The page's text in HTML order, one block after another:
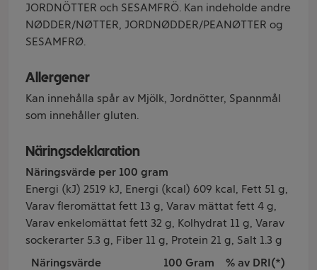
JORDNÖTTER och SESAMFRÖ. Kan indeholde andre
NØDDER/NØTTER, JORDNØDDER/PEANØTTER og
SESAMFRØ.
Allergener
Kan innehålla spår av Mjölk, Jordnötter, Spannmål
som innehåller gluten.
Näringsdeklaration
Näringsvärde per 100 gram
Energi (kJ) 2519 kJ, Energi (kcal) 609 kcal, Fett 51 g,
Varav fleromättat fett 13 g, Varav mättat fett 4 g,
Varav enkelomättat fett 32 g, Kolhydrat 11 g, Varav
sockerarter 5.3 g, Fiber 11 g, Protein 21 g, Salt 1.3 g
Näringsvärde
100 Gram % av DRI(*)